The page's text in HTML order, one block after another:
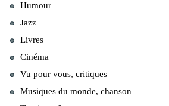
Humour
Jazz
Livres
Cinéma
Vu pour vous, critiques
Musiques du monde, chanson